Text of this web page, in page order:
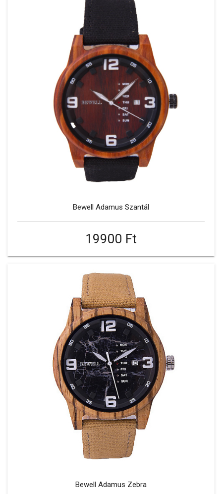
Bewell Adamus Szantál
19900 Ft
Bewell Adamus Zebra